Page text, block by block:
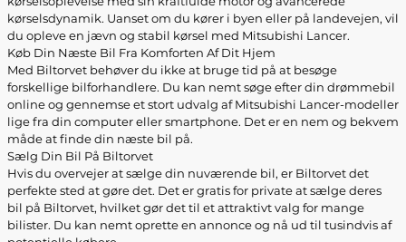
kørselsdynamik. Uanset om du kører i byen eller på landevejen, vil
du opleve en jævn og stabil kørsel med Mitsubishi Lancer.
Køb Din Næste Bil Fra Komforten Af Dit Hjem
Med Biltorvet behøver du ikke at bruge tid på at besøge
forskellige bilforhandlere. Du kan nemt søge efter din drømmebil
online og gennemse et stort udvalg af Mitsubishi Lancer-modeller
lige fra din computer eller smartphone. Det er en nem og bekvem
måde at finde din næste bil på.
Sælg Din Bil På Biltorvet
Hvis du overvejer at sælge din nuværende bil, er Biltorvet det
perfekte sted at gøre det. Det er gratis for private at sælge deres
bil på Biltorvet, hvilket gør det til et attraktivt valg for mange
bilister. Du kan nemt oprette en annonce og nå ud til tusindvis af